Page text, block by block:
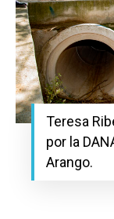
Teresa
por la
Arango.